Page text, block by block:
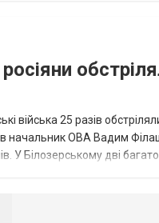
війська 25 разів
начальник ОВА Вадим
У Білозерському дві